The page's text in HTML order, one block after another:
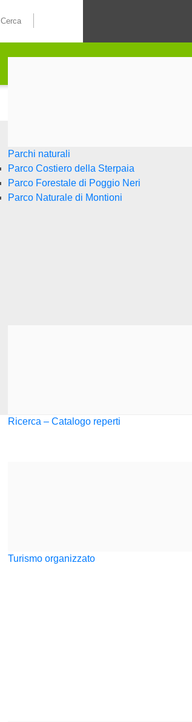
Cerca
Parchi naturali
Parco Costiero della Sterpaia
Parco Forestale di Poggio Neri
Parco Naturale di Montioni
Ricerca – Catalogo reperti
Turismo organizzato